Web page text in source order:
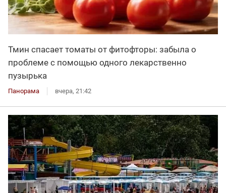
Тмин спасает томаты от фитофторы: забыла о
проблеме с помощью одного лекарственно
пузырька
Панорама вчера, 21:42